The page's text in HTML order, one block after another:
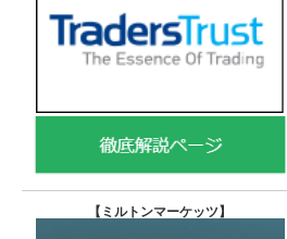
【 ミルトンマーケッツ】